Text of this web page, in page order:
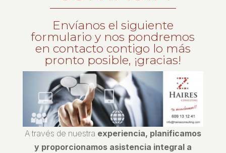
Envíanos el siguiente
formulario y nos pondremos
en contacto contigo lo más
pronto posible, ¡gracias!
A través de nuestra experiencia, planificamos
y proporcionamos asistencia integral a